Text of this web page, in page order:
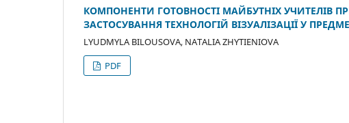
КОМПОНЕНТИ ГОТОВНОСТІ МАЙБУТНІХ
ЗАСТОСУВАННЯ ТЕХНОЛОГІЙ ВІЗУАЛІЗАЦІЇ У
LYUDMYLA BILOUSOVA, NATALIA ZHYTIENIOVA
PDF